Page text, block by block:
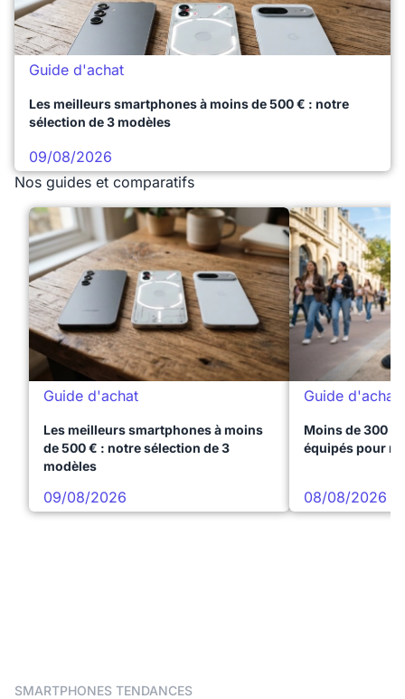
Guide d'achat
Les meilleurs smartphones à moins de 500 € : notre
sélection de 3 modèles
09/08/2026
Nos guides et comparatifs
Guide d'achat
Les meilleurs smartphones à moins
de 500 € : notre sélection de 3
modèles
09/08/2026
Guide d'achat
Moins de 300 €
équipés pour
08/08/2026
SMARTPHONES TENDANCES